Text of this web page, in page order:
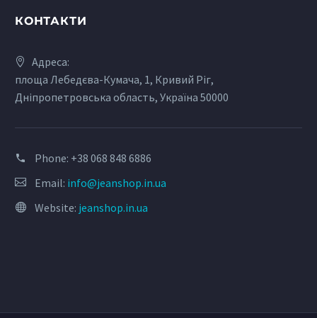
КОНТАКТИ
Адреса:
площа Лебедєва-Кумача, 1, Кривий Ріг,
Дніпропетровська область, Україна 50000
Phone: +38 068 848 6886
Email: info@jeanshop.in.ua
Website: jeanshop.in.ua